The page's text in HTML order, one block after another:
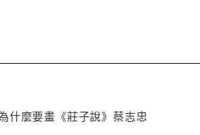
什麼要畫《莊子說》蔡志忠